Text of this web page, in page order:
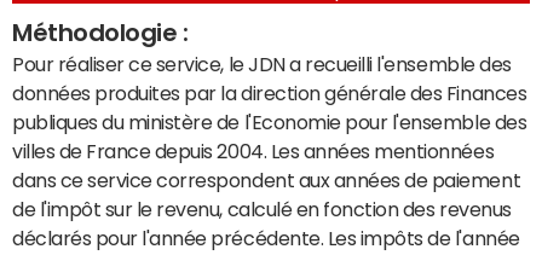
Méthodologie :
Pour réaliser ce service, le JDN a recueilli l'ensemble des
données produites par la direction générale des Finances
publiques du ministère de l'Economie pour l'ensemble des
villes de France depuis 2004. Les années mentionnées
dans ce service correspondent aux années de paiement
de l'impôt sur le revenu, calculé en fonction des revenus
déclarés pour l'année précédente. Les impôts de l'année